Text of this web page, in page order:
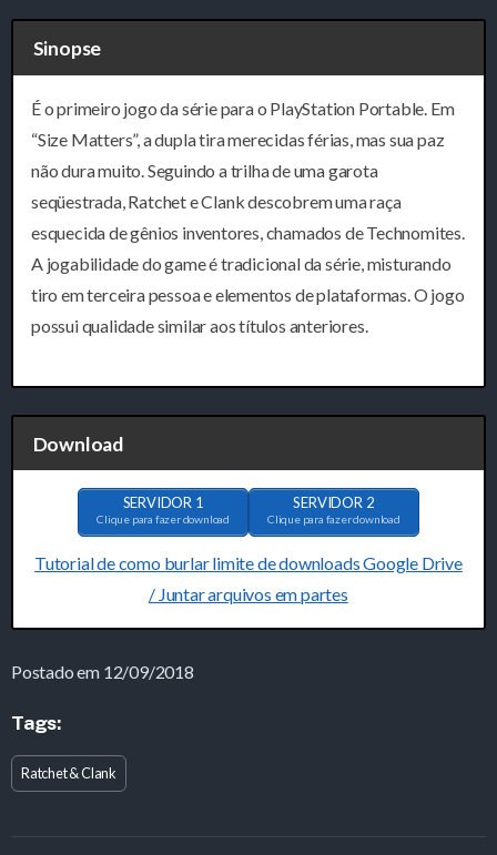
Sinopse
É o primeiro jogo da série para o PlayStation Portable. Em
“Size Matters”, a dupla tira merecidas férias, mas sua paz
não dura muito. Seguindo a trilha de uma garota
seqüestrada, Ratchet e Clank descobrem uma raça
esquecida de gênios inventores, chamados de Technomites.
A jogabilidade do game é tradicional da série, misturando
tiro em terceira pessoa e elementos de plataformas. O jogo
possui qualidade similar aos títulos anteriores.
Download
SERVIDOR 1
Clique para fazer download
SERVIDOR 2
Clique para fazer download
Tutorial de como burlar limite de downloads Google Drive
/ Juntar arquivos em partes
Postado em 12/09/2018
Tags:
Ratchet & Clank